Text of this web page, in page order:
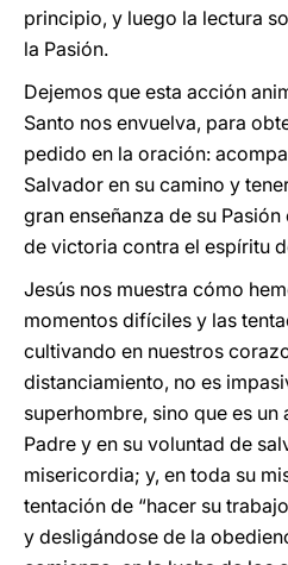
principio, y luego la lectura
la Pasión.
Dejemos que esta acción
Santo nos envuelva, para
pedido en la oración:
Salvador en su camino y
gran enseñanza de su
de victoria contra el espíritu
Jesús nos muestra cómo
momentos difíciles y las
cultivando en nuestros
distanciamiento, no es
superhombre, sino que es
Padre y en su voluntad de
misericordia; y, en toda su
tentación de “hacer su
y desligándose de la